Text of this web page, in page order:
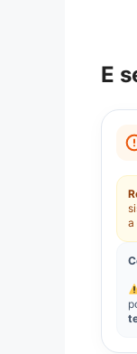
E
a